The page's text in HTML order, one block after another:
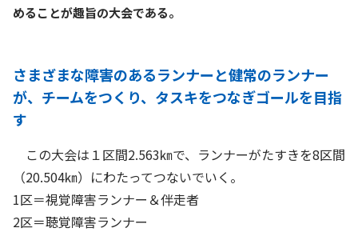
めることが趣旨の大会である。
さまざまな障害のあるランナーと健常のランナー
が、チームをつくり、タスキをつなぎゴールを目指
す
この大会は１区間2.563㎞で、ランナーがたすきを8区間
（20.504㎞）にわたってつないでいく。
1区＝視覚障害ランナー＆伴走者
2区＝聴覚障害ランナー